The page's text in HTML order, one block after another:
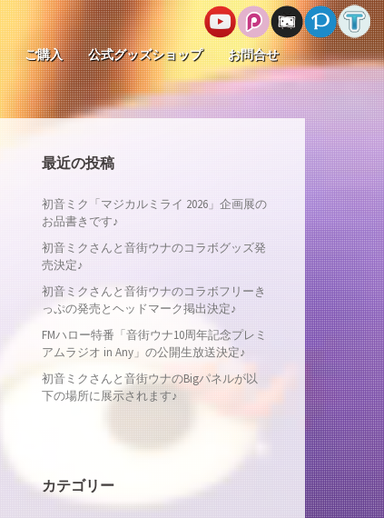
ご購入 公式グッズショップ お問合せ
最近の投稿
初音ミク「マジカルミライ 2026」企画展の
お品書きです♪
初音ミクさんと音街ウナのコラボグッズ発
売決定♪
初音ミクさんと音街ウナのコラボフリーき
っぷの発売とヘッドマーク掲出決定♪
FMハロー特番「音街ウナ10周年記念プレミ
アムラジオ in Any」の公開生放送決定♪
初音ミクさんと音街ウナのBigパネルが以
下の場所に展示されます♪
カテゴリー